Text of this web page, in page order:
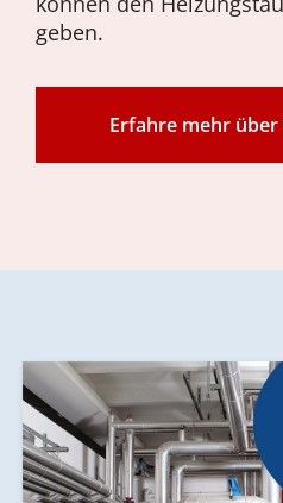
geben.
Erfahre mehr